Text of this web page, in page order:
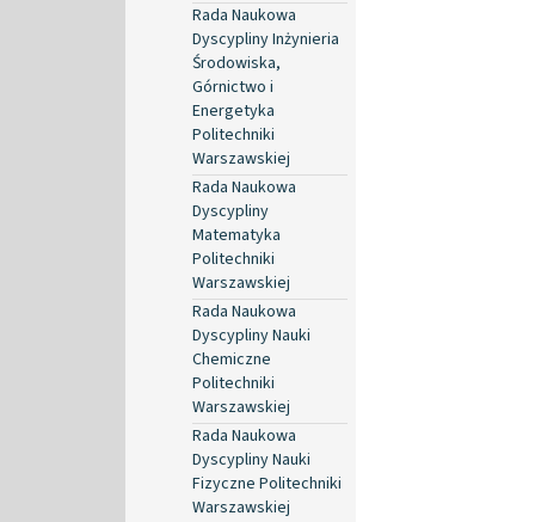
Rada Naukowa
Dyscypliny Inżynieria
Środowiska,
Górnictwo i
Energetyka
Politechniki
Warszawskiej
Rada Naukowa
Dyscypliny
Matematyka
Politechniki
Warszawskiej
Rada Naukowa
Dyscypliny Nauki
Chemiczne
Politechniki
Warszawskiej
Rada Naukowa
Dyscypliny Nauki
Fizyczne Politechniki
Warszawskiej